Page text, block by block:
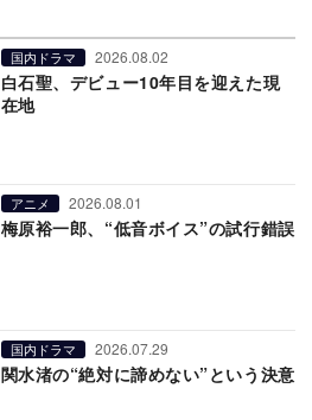
国内ドラマ 2026.08.02
白石聖、デビュー10年目を迎えた現
在地
アニメ 2026.08.01
梅原裕一郎、“低音ボイス”の試行錯誤
国内ドラマ 2026.07.29
関水渚の“絶対に諦めない”という決意